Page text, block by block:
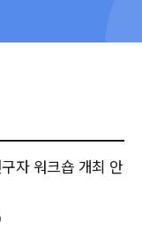
자 워크숍 개최 안